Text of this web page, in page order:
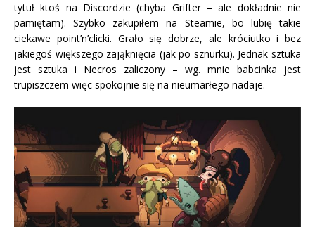
tytuł ktoś na Discordzie (chyba Grifter – ale dokładnie nie
pamiętam). Szybko zakupiłem na Steamie, bo lubię takie
ciekawe point’n’clicki. Grało się dobrze, ale króciutko i bez
jakiegoś większego zająknięcia (jak po sznurku). Jednak sztuka
jest sztuka i Necros zaliczony – wg. mnie babcinka jest
trupiszczem więc spokojnie się na nieumarłego nadaje.